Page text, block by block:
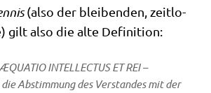
(also der blei­ben­den, zeit­lo­
gilt also die alte Definition:
INTELLECTUS ET REI –
Abstim­mung des Ver­stan­des mit der